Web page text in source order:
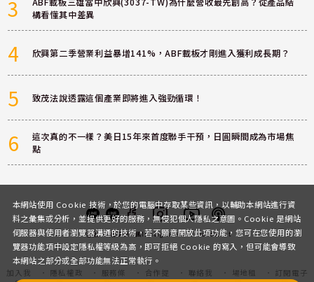
3
構看懂其中差異
4 欣興第二季營業利益暴增141%，ABF載板才剛進入獲利成長期？
5 致茂法說透露這個產業即將進入強勁循環！
6
這次真的不一樣？美日15年來首度聯手干預，日圓瞬間成為市場焦
點
客服 討論區粉絲團InstagramYoutubePodcast
加入我
隱私權政
服務條
合作提
聯絡我
場地租
訂閱電子
本網站使用 Cookie 技術，於您的電腦中存取某些資訊，以輔助本網站進行資
料之彙集或分析，並提供更好的服務，無侵犯個人隱私之意圖。Cookie 是網站
伺服器與使用者瀏覽器溝通的技術，若不願意開放此項功能，您可在您使用的瀏
覽器功能項中設定隱私權等級為高，即可拒絕 Cookie 的寫入，但可能會導致
本網站之部分或全部功能無法正常執行。